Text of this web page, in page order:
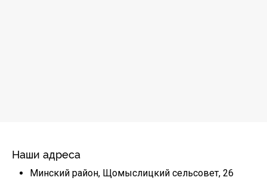
Наши адреса
Минский район, Щомыслицкий сельсовет, 26